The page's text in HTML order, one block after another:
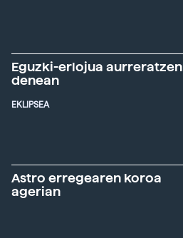
Eguzki-erlojua aurreratzen
denean
EKLIPSEA
Astro erregearen koroa
agerian